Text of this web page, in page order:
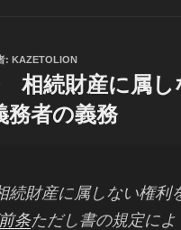
: KAZETOLION
相続財産に属し
務者の義務
財産に属しない権利
条ただし書の規定によ